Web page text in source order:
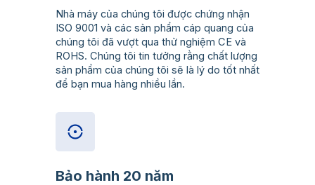
Nhà máy của chúng tôi được chứng nhận
ISO 9001 và các sản phẩm cáp quang của
chúng tôi đã vượt qua thử nghiệm CE và
ROHS. Chúng tôi tin tưởng rằng chất lượng
sản phẩm của chúng tôi sẽ là lý do tốt nhất
để bạn mua hàng nhiều lần.
Bảo hành 20 năm